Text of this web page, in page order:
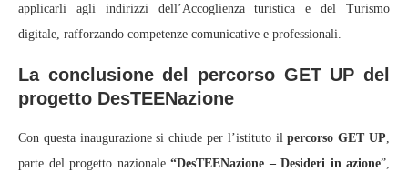
applicarli agli indirizzi dell’Accoglienza turistica e del Turismo
digitale, rafforzando competenze comunicative e professionali.
La conclusione del percorso GET UP del
progetto DesTEENazione
Con questa inaugurazione si chiude per l’istituto il percorso GET UP
parte del progetto nazionale “DesTEENazione – Desideri in azione”,